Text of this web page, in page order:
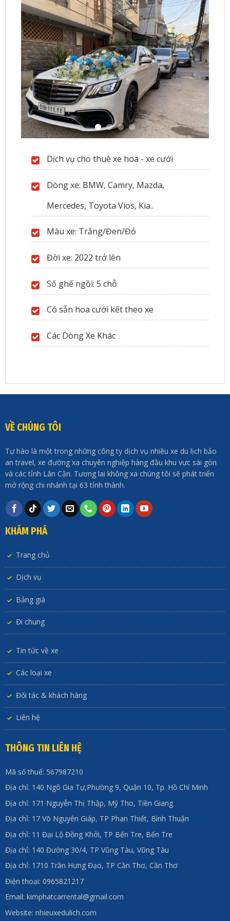
Dịch vụ cho thuê xe hoa - xe cưới
Dòng xe: BMW, Camry, Mazda,
Mercedes, Toyota Vios, Kia..
Màu xe: Trắng/Đen/Đỏ
Đời xe: 2022 trở lên
Số ghế ngồi: 5 chỗ
Có sẵn hoa cưới kết theo xe
Các Dòng Xe Khác
VỀ CHÚNG TÔI
Tự hào là một trong những công ty dịch vụ nhiều xe du lịch bảo
an travel, xe đường xa chuyên nghiệp hàng đầu khu vực sài gòn
và các tỉnh Lân Cận. Tương lai không xa chúng tôi sẽ phát triển
mở rộng chi nhánh tại 63 tỉnh thành.
KHÁM PHÁ
Trang chủ
Dịch vụ
Bảng giá
Đi chung
Tin tức về xe
Các loại xe
Đối tác & khách hàng
Liên hệ
THÔNG TIN LIÊN HỆ
Mã số thuế: 567987210
Địa chỉ: 140 Ngô Gia Tự,Phường 9, Quận 10, Tp. Hồ Chí Minh
Địa chỉ: 171 Nguyễn Thị Thập, Mỹ Tho, Tiền Giang
Địa chỉ: 17 Võ Nguyên Giáp, TP Phan Thiết, Bình Thuận
Địa chỉ: 11 Đại Lộ Đồng Khởi, TP Bến Tre, Bến Tre
Địa chỉ: 140 Đường 30/4, TP Vũng Tàu, Vũng Tàu
Địa chỉ: 1710 Trần Hưng Đạo, TP Cần Thơ, Cần Thơ
Điện thoại: 0965821217
Email: kimphatcarrental@gmail.com
Website: nhieuxedulich.com